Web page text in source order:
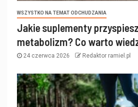
WSZYSTKO NA TEMAT ODCHUDZANIA
Jakie suplementy
metabolizm? Co warto
24 czerwca 2026 Redaktor ramiel.pl